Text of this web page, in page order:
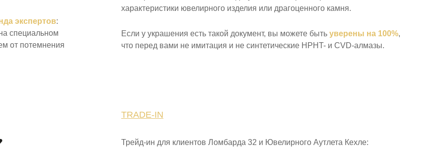
экспертов:
специальном
от потемнения
характеристики ювелирного изделия или драгоценного камня.
Если у украшения есть такой документ, вы можете быть уверены на 100%,
что перед вами не имитация и не синтетические HPHT- и CVD-алмазы.
TRADE-IN
Трейд-ин для клиентов Ломбарда 32 и Ювелирного Аутлета Кехле: